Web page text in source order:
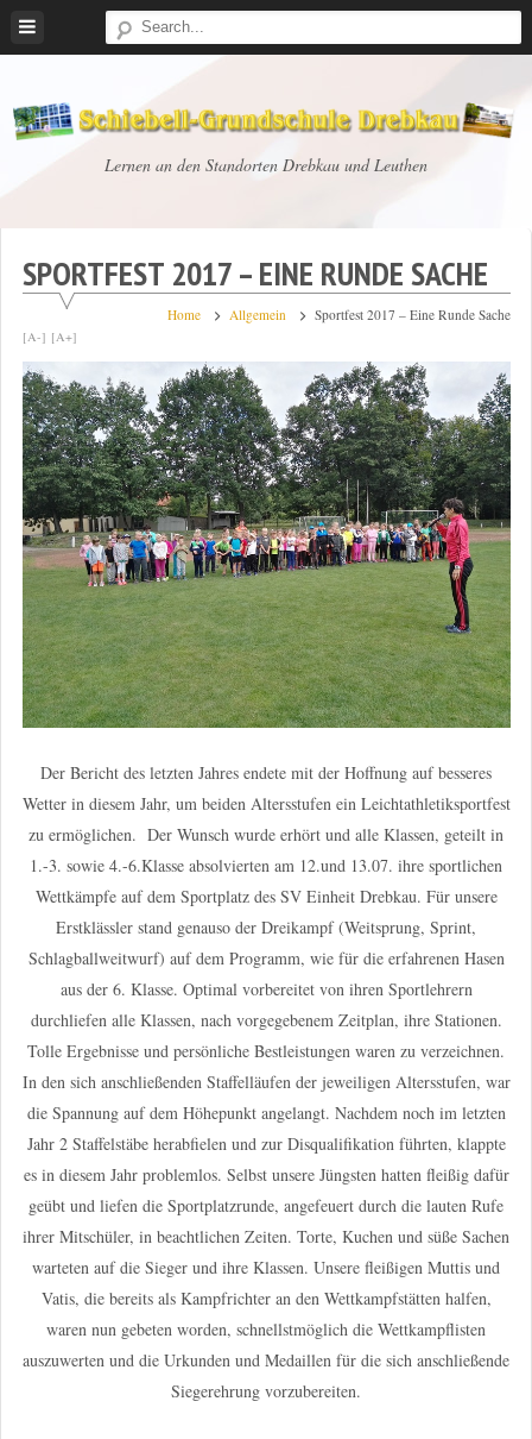
Skip
Schiebell-
Drebkau
Lernen an den Standorten Drebkau und Leuthen
SPORTFEST 2017 – EINE RUNDE SACHE
Home Allgemein Sportfest 2017 – Eine Runde Sache
[A-] [A+]
Der Bericht des letzten Jahres endete mit der Hoffnung auf besseres
Wetter in diesem Jahr, um beiden Altersstufen ein Leichtathletiksportfest
zu ermöglichen. Der Wunsch wurde erhört und alle Klassen, geteilt in
1.-3. sowie 4.-6.Klasse absolvierten am 12.und 13.07. ihre sportlichen
Wettkämpfe auf dem Sportplatz des SV Einheit Drebkau. Für unsere
Erstklässler stand genauso der Dreikampf (Weitsprung, Sprint,
Schlagballweitwurf) auf dem Programm, wie für die erfahrenen Hasen
aus der 6. Klasse. Optimal vorbereitet von ihren Sportlehrern
durchliefen alle Klassen, nach vorgegebenem Zeitplan, ihre Stationen.
Tolle Ergebnisse und persönliche Bestleistungen waren zu verzeichnen.
In den sich anschließenden Staffelläufen der jeweiligen Altersstufen, war
die Spannung auf dem Höhepunkt angelangt. Nachdem noch im letzten
Jahr 2 Staffelstäbe herabfielen und zur Disqualifikation führten, klappte
es in diesem Jahr problemlos. Selbst unsere Jüngsten hatten fleißig dafür
geübt und liefen die Sportplatzrunde, angefeuert durch die lauten Rufe
ihrer Mitschüler, in beachtlichen Zeiten. Torte, Kuchen und süße Sachen
warteten auf die Sieger und ihre Klassen. Unsere fleißigen Muttis und
Vatis, die bereits als Kampfrichter an den Wettkampfstätten halfen,
waren nun gebeten worden, schnellstmöglich die Wettkampflisten
auszuwerten und die Urkunden und Medaillen für die sich anschließende
Siegerehrung vorzubereiten.